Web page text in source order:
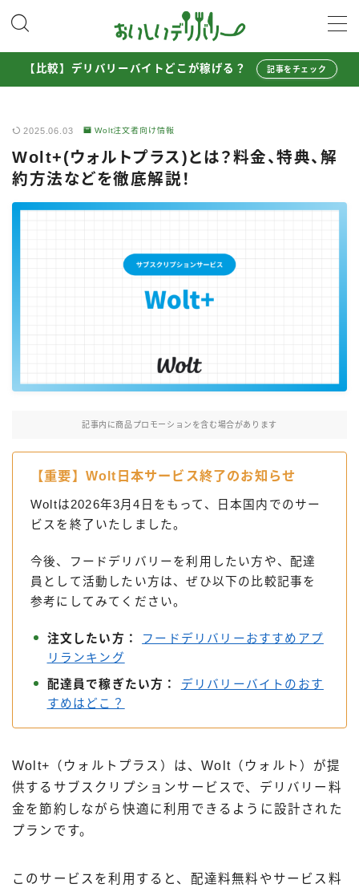
MENU
Uber Eats配達員ガイド
出前館配達員ガイド
収入シミュレーター
配達員の体験談・口コミ
Uber Eatsの注文ガイド
Uber Eats加盟店ガイド
Uber Eats出店方法
Uber Eats
出前館
ロケットナウ
【比較】デリバリーバイトどこが稼げる？ 記事をチェック
2025.06.03 Wolt注文者向け情報
Wolt+(ウォルトプラス)とは？料金、特典、解
約方法などを徹底解説！
記事内に商品プロモーションを含む場合があります
【重要】Wolt日本サービス終了のお知らせ
Woltは2026年3月4日をもって、日本国内でのサー
ビスを終了いたしました。
今後、フードデリバリーを利用したい方や、配達
員として活動したい方は、ぜひ以下の比較記事を
参考にしてみてください。
注文したい方：
フードデリバリーおすすめアプ
リランキング
配達員で稼ぎたい方：
デリバリーバイトのおす
すめはどこ？
Wolt+（ウォルトプラス）は、Wolt（ウォルト）が提
供するサブスクリプションサービスで、デリバリー料
金を節約しながら快適に利用できるように設計された
プランです。
このサービスを利用すると、配達料無料やサービス料